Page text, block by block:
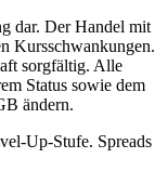
dar. Der Handel mit
Kursschwankungen.
sorgfältig. Alle
Status sowie dem
ändern.
Up-Stufe. Spreads